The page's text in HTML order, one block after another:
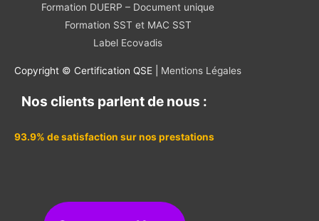
Formation DUERP – Document unique
Formation SST et MAC SST
Label Ecovadis
Copyright © Certification QSE | Mentions Légales
Nos clients parlent de nous :
93.9% de satisfaction sur nos prestations